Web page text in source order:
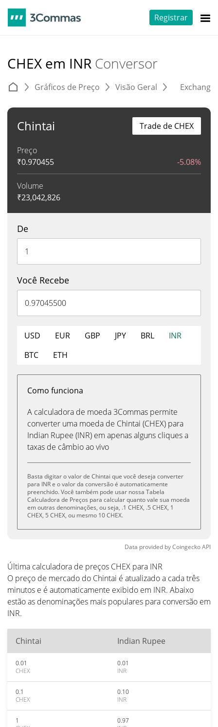
Registrar
CHEX em INR Conversor
Gráficos de Preço Visão Geral
Chintai
Preço
₹0.970455 -5.08%
Volume
₹23,042,826
Trade de CHEX
De
Você Recebe
USD EUR GBP JPY BRL
INR
BTC
ETH
Como funciona
A calculadora de moeda 3Commas permite
converter uma moeda de Chintai (CHEX) para
Indian Rupee (INR) em apenas alguns cliques a
taxas de câmbio ao vivo
Basta digitar o valor de Chintai que você deseja converter
para INR e o valor da conversão é automaticamente
preenchido. Você também pode usar nossa Tabela
Calculadora de Preços para calcular quanto vale sua moeda
em outras denominações, ou seja, .1 CHEX, .5 CHEX, 1
CHEX, 5 CHEX, ou mesmo 10 CHEX.
Data provided byCoingeckoAPI
Última calculadora de preços CHEX para INR
O preço de mercado do Chintai é atualizado a cada três
minutos e é automaticamente exibido em INR. Abaixo
estão as denominações mais populares para conversão em
INR.
Chintai Indian Rupee
0.01
CHEX
0.01
INR
0.1
CHEX
0.10
INR
1
0.97